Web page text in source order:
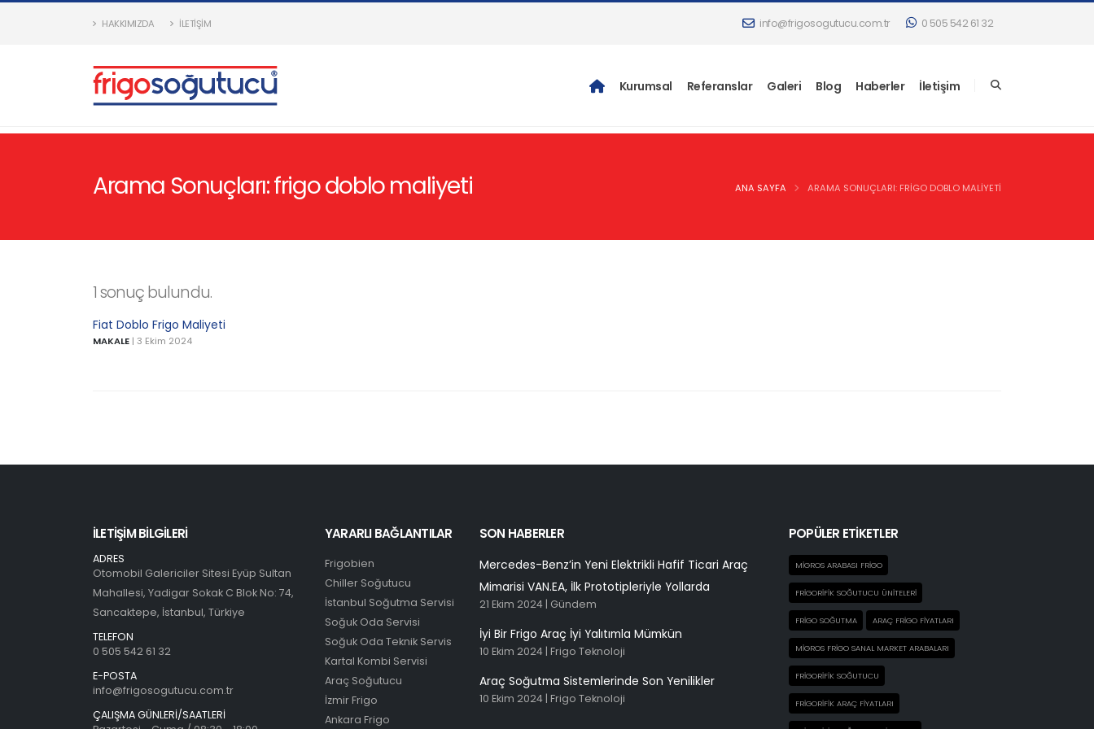
HAKKIMIZDA İLETIŞIM info@frigosogutucu.com.tr 0 505 542 61 32
Kurumsal Referanslar Galeri Blog Haberler İletişim
Arama Sonuçları: frigo doblo maliyeti ANA SAYFA ARAMA SONUÇLARI: FRIGO DOBLO MALIYETI
1 sonuç bulundu.
Fiat Doblo Frigo Maliyeti
MAKALE | 3 Ekim 2024
İLETİŞİM BİLGİLERİ
ADRES
Otomobil Galericiler Sitesi Eyüp Sultan
Mahallesi, Yadigar Sokak C Blok No: 74,
Sancaktepe, İstanbul, Türkiye
TELEFON
0 505 542 61 32
E-POSTA
info@frigosogutucu.com.tr
ÇALIŞMA GÜNLERİ/SAATLERİ
YARARLI BAĞLANTILAR
Frigobien
Chiller Soğutucu
İstanbul Soğutma Servisi
Soğuk Oda Servisi
Soğuk Oda Teknik Servis
Kartal Kombi Servisi
Araç Soğutucu
İzmir Frigo
Ankara Frigo
SON HABERLER
Mercedes-Benz’in Yeni Elektrikli Hafif Ticari Araç
Mimarisi VAN.EA, İlk Prototipleriyle Yollarda
21 Ekim 2024 | Gündem
İyi Bir Frigo Araç İyi Yalıtımla Mümkün
10 Ekim 2024 | Frigo Teknoloji
Araç Soğutma Sistemlerinde Son Yenilikler
10 Ekim 2024 | Frigo Teknoloji
POPÜLER ETİKETLER
MIGROS ARABASI FRIGO
FRIGORIFIK SOĞUTUCU ÜNITELERI
FRIGO SOĞUTMA ARAÇ FRIGO FIYATLARI
MIGROS FRIGO SANAL MARKET ARABALARI
FRIGORIFIK SOĞUTUCU
FRIGORIFIK ARAÇ FIYATLARI